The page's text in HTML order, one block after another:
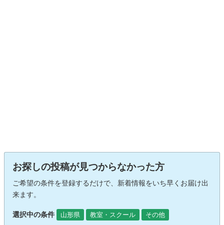
お探しの投稿が見つからなかった方
ご希望の条件を登録するだけで、新着情報をいち早くお届け出
来ます。
選択中の条件 山形県 教室・スクール その他